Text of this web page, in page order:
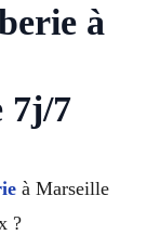
à
7j/7
à Marseille
?